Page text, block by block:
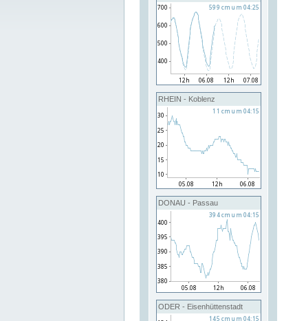
RHEIN - Koblenz
DONAU - Passau
ODER - Eisenhüttenstadt